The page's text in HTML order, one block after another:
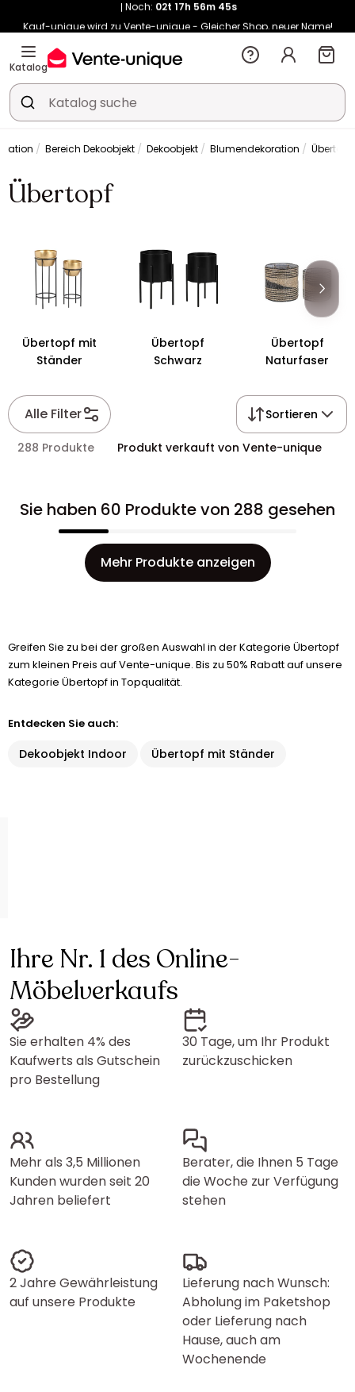
Kauf-unique wird zu Vente-unique - Gleicher Shop, neuer Name!
Noch:02t 19h
Katalog
Bereich Dekoobjekt Dekoobjekt Blumendekoration Übertopf
Übertopf
Übertopf mit
Ständer
Übertopf
Schwarz
Übertopf
Naturfaser
Alle Filter Sortieren
288 Produkte Produkt verkauft von Vente-unique
Sie haben 60 Produkte von 288 gesehen
Mehr Produkte anzeigen
Greifen Sie zu bei der großen Auswahl in der Kategorie Übertopf
zum kleinen Preis auf Vente-unique. Bis zu 50% Rabatt auf unsere
Kategorie Übertopf in Topqualität.
Entdecken Sie auch:
Dekoobjekt Indoor Übertopf mit Ständer
Ihre Nr. 1 des Online-
Möbelverkaufs
Sie erhalten 4% des
Kaufwerts als Gutschein
pro Bestellung
30 Tage, um Ihr Produkt
zurückzuschicken
Mehr als 3,5 Millionen
Kunden wurden seit 20
Jahren beliefert
Berater, die Ihnen 5 Tage
die Woche zur Verfügung
stehen
2 Jahre Gewährleistung
auf unsere Produkte
Lieferung nach Wunsch:
Abholung im Paketshop
oder Lieferung nach
Hause, auch am
Wochenende